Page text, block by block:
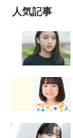
人気記事